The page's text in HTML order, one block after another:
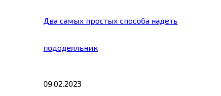
Два самых простых способа надеть
пододеяльник
09.02.2023